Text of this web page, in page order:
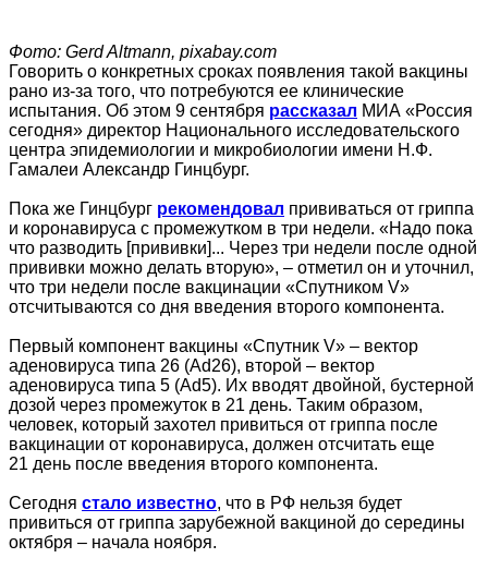
Фото: Gerd Altmann, pixabay.com
Говорить о конкретных сроках появления такой вакцины
рано из-за того, что потребуются ее клинические
испытания. Об этом 9 сентября рассказал МИА «Россия
сегодня» директор Национального исследовательского
центра эпидемиологии и микробиологии имени Н.Ф.
Гамалеи Александр Гинцбург.
Пока же Гинцбург рекомендовал прививаться от гриппа
и коронавируса с промежутком в три недели. «Надо пока
что разводить [прививки]... Через три недели после одной
прививки можно делать вторую», – отметил он и уточнил,
что три недели после вакцинации «Спутником V»
отсчитываются со дня введения второго компонента.
Первый компонент вакцины «Спутник V» – вектор
аденовируса типа 26 (Ad26), второй – вектор
аденовируса типа 5 (Ad5). Их вводят двойной, бустерной
дозой через промежуток в 21 день. Таким образом,
человек, который захотел привиться от гриппа после
вакцинации от коронавируса, должен отсчитать еще
21 день после введения второго компонента.
Сегодня стало известно, что в РФ нельзя будет
привиться от гриппа зарубежной вакциной до середины
октября – начала ноября.